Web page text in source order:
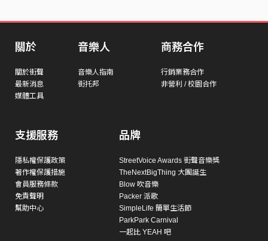
關於
關於街聲
最新消息
媒體工具
音樂人
音樂人指南
街托邦
商務合作
行銷業務合作
非營利 / 校園合作
支援服務
隱私權保護政策
著作權保護措施
會員服務條款
免責聲明
幫助中心
品牌
StreetVoice Awards 街聲音樂獎
TheNextBigThing 大團誕生
Blow 吹音樂
Packer 派歌
SimpleLife 簡單生活節
ParkPark Carnival
一起比 YEAH 吧